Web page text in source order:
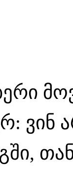
ვინ